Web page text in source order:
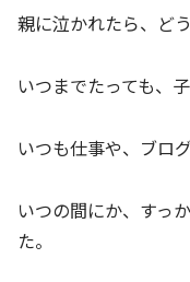
親に泣かれたら、ど
いつまでたっても、
いつも仕事や、ブロ
いつの間にか、すっ
た。